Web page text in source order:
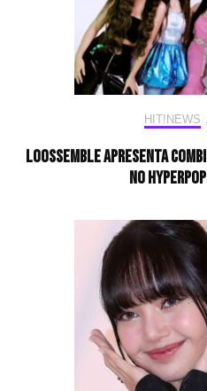
HIT!NEWS
Loossemble apresenta
no hyperpop